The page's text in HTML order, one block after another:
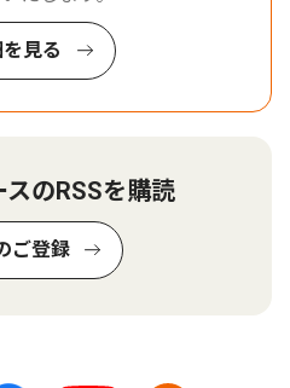
見る
のRSSを購読
ご登録